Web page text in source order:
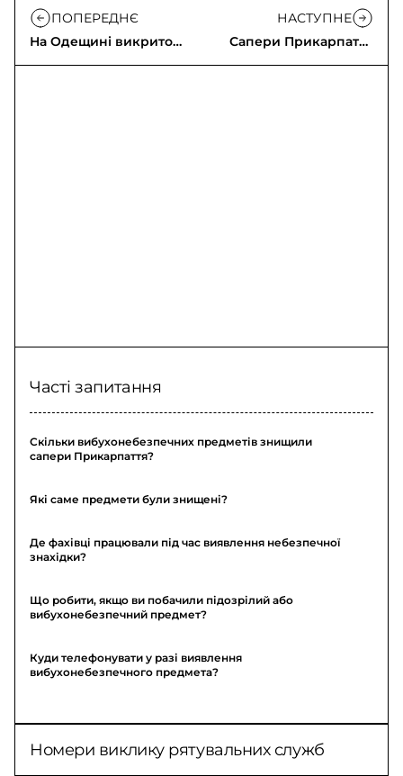
ПОПЕРЕДНЄ
На Одещині викрито
незаконного
НАСТУПНЕ
Сапери Прикарпаття
знищили 659
Часті запитання
Скільки вибухонебезпечних предметів знищили
сапери Прикарпаття?
Які саме предмети були знищені?
Де фахівці працювали під час виявлення небезпечної
знахідки?
Що робити, якщо ви побачили підозрілий або
вибухонебезпечний предмет?
Куди телефонувати у разі виявлення
вибухонебезпечного предмета?
Номери виклику рятувальних служб